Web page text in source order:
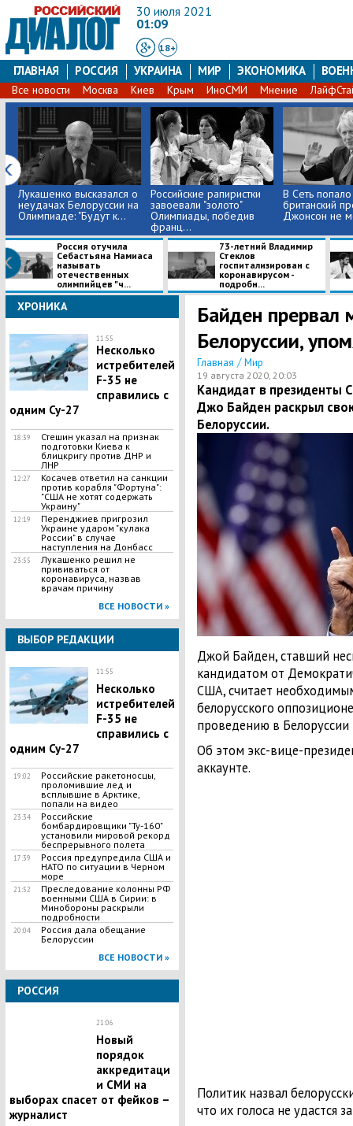
30 июля 2021
01:09
18+
ГЛАВНАЯ РОССИЯ УКРАИНА МИР ЭКОНОМИКА
Все новости Москва Киев Крым ИноСМИ Мнение
Лукашенко высказался о
неудачах Белоруссии на
Олимпиаде: "Будут к...
Российские рапиристки
завоевали "золото"
Олимпиады, победив
франц...
В Сеть
британский
Джонсон не
Россия отучила
Себастьяна Намиаса
называть
отечественных
олимпийцев "ч...
​73-летний Владимир
Стеклов
госпитализирован с
коронавирусом -
подробн...
ХРОНИКА
11:55
Несколько
истребителей
F-35 не
справились с
одним Су-27
18:39
Стешин указал на признак
подготовки Киева к
блицкригу против ДНР и
ЛНР
12:27
​Косачев ответил на санкции
против корабля "Фортуна":
"США не хотят содержать
Украину"
12:19
Перенджиев пригрозил
Украине ударом "кулака
России" в случае
наступления на Донбасс
23:55
Лукашенко решил не
прививаться от
коронавируса, назвав
врачам причину
ВСЕ НОВОСТИ »
ВЫБОР РЕДАКЦИИ
11:55
Несколько
истребителей
F-35 не
справились с
одним Су-27
19:02
Российские ракетоносцы,
проломившие лед и
всплывшие в Арктике,
попали на видео
23:34
Российские
бомбардировщики "Ту-160"
установили мировой рекорд
беспрерывного полета
17:39
Россия предупредила США и
НАТО по ситуации в Черном
море
21:52
Преследование колонны РФ
военными США в Сирии: в
Минобороны раскрыли
подробности
20:04
Россия дала обещание
Белоруссии
ВСЕ НОВОСТИ »
РОССИЯ
21:06
Новый
порядок
аккредитаци
и СМИ на
выборах спасет от фейков –
журналист
Байден прервал
Белоруссии,
Главная / Мир
19 августа 2020, 20:03
Кандидат в президенты
Джо Байден раскрыл
Белоруссии.
Джой Байден, ставший
кандидатом от
США, считает
белорусского
проведению в
Об этом экс-вице-
аккаунте.
Политик назвал
что их голоса не удастся